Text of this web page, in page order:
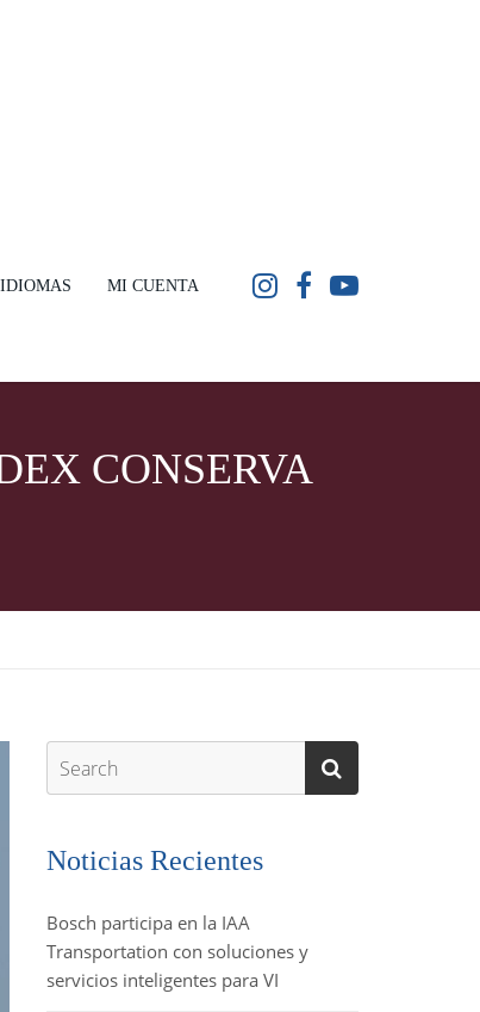
IDIOMAS MI CUENTA
CONSERVA
Noticias Recientes
Bosch participa en la IAA
Transportation con soluciones y
servicios inteligentes para VI